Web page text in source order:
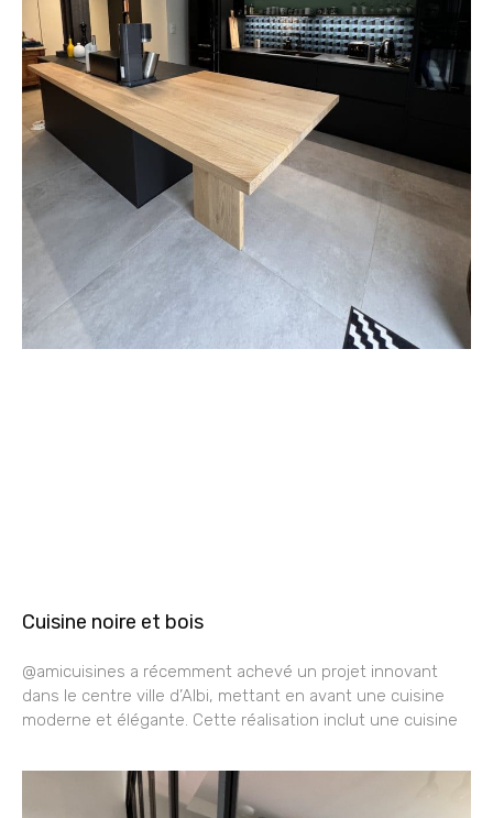
Cuisine noire et bois
@amicuisines a récemment achevé un projet innovant
dans le centre ville d’Albi, mettant en avant une cuisine
moderne et élégante. Cette réalisation inclut une cuisine